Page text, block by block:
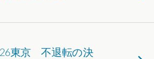
東京 不退転の決